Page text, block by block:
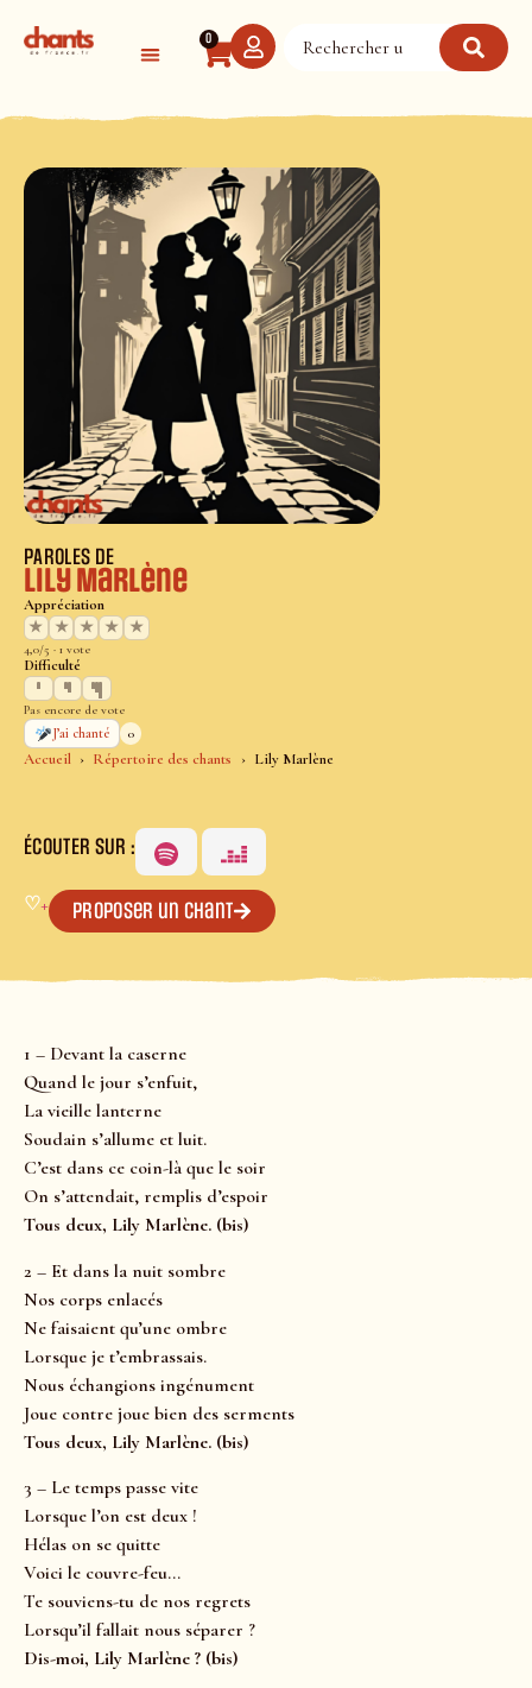
0
Accueil Répertoire des chants Lily Marlène
PAROLES DE
Lily Marlène
Appréciation
★
★ ★ ★ ★
4,0/5 · 1 vote
Difficulté
Pas encore de vote
J’ai chanté
0
ÉCOUTER SUR :
♡+ Proposer un chant
1 – Devant la caserne
Quand le jour s’enfuit,
La vieille lanterne
Soudain s’allume et luit.
C’est dans ce coin-là que le soir
On s’attendait, remplis d’espoir
Tous deux, Lily Marlène. (bis)
2 – Et dans la nuit sombre
Nos corps enlacés
Ne faisaient qu’une ombre
Lorsque je t’embrassais.
Nous échangions ingénument
Joue contre joue bien des serments
Tous deux, Lily Marlène. (bis)
3 – Le temps passe vite
Lorsque l’on est deux !
Hélas on se quitte
Voici le couvre-feu…
Te souviens-tu de nos regrets
Lorsqu’il fallait nous séparer ?
Dis-moi, Lily Marlène ? (bis)